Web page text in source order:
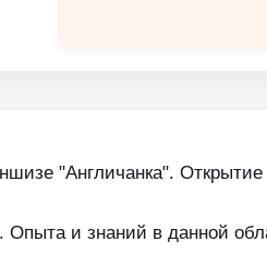
"Англичанка".
и знаний в данной